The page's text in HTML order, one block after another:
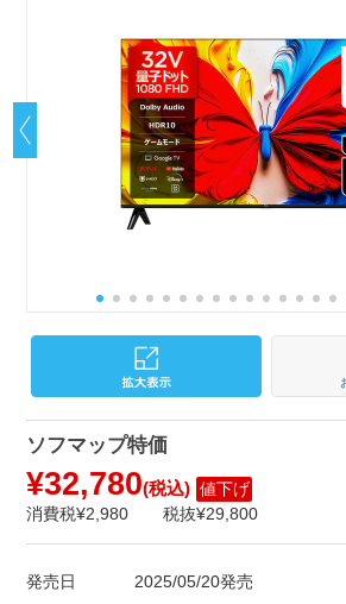
ソフマップ特価
¥32,780(税込) 値下げ
消費税¥2,980
税抜¥29,800
発売日 2025/05/20発売